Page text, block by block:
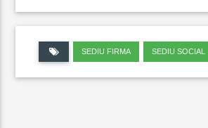
SEDIU FIRMA SEDIU SOCIAL